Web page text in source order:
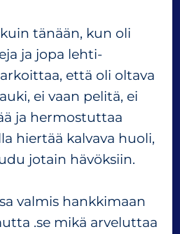
tänään, kun oli
ja jopa lehti-
että oli oltava
ei vaan pelitä, ei
ja hermostuttaa
hiertää kalvava huoli,
jotain hävöksiin.
valmis hankkimaan
.se mikä arveluttaa